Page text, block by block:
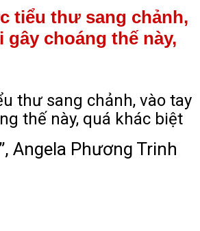
tiểu thư sang chảnh,
choáng thế này,
thư sang chảnh, vào tay
thế này, quá khác biệt
Angela Phương Trinh